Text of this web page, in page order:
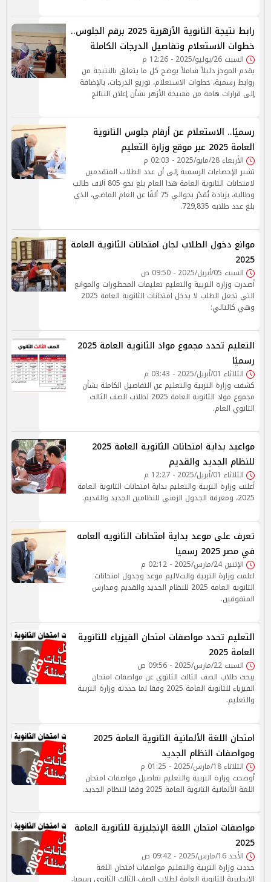
رابط نتيجة الثانوية الأزهرية 2025 برقم الجلوس..
خطوات الاستعلام وتفاصيل الدرجات الكاملة
السبت 26/يوليو/2025 - 12:26 م
يقدم الموجز دليلاً شاملاً يوضح كل ما يتعلق بالنتيجة من
روابط رسمية، خطوات الاستعلام، توزيع الدرجات، بالإضافة
إلى قرارات هامة من مشيخة الأزهر بشأن إعلان النتائج
رسميًا.. الاستعلام عن أرقام جلوس الثانوية
العامة 2025 عبر موقع وزارة التعليم
الأربعاء 28/مايو/2025 - 02:03 م
تشير الإحصاءات الرسمية إلى أن عدد الطلاب المتقدمين
لامتحانات الثانوية العامة هذا العام بلغ نحو 805 آلاف طالب
وطالبة، بزيادة تُقدّر بحوالي 75 ألفًا عن العام الماضي، الذي
بلغ عدد طلابه 729,835.
موانع دخول الطلاب لجان امتحانات الثانوية العامة
2025
السبت 05/أبريل/2025 - 09:50 ص
أصدرت وزارة التربية والتعليم تعليمات المحظورات والموانع
التي تجعل الطلب لا يدخل امتحانات الثانوية العامة 2025
وهي كالتالي:
التعليم تحدد مجموع مواد الثانوية العامة 2025
رسميًا
الثلاثاء 01/أبريل/2025 - 03:43 م
كشفت وزارة التربية والتعليم عن التفاصيل الكاملة بشأن
مجموع مواد الثانوية العامة 2025 لطلاب الصف الثالث
الثانوي العام.
مواعيد بداية امتحانات الثانوية العامة 2025
للنظام الجديد والقديم
الثلاثاء 01/أبريل/2025 - 12:27 م
أعلنت وزارة التربية والتعليم بداية امتحانات الثانوية العامة
2025، ومعرفة الجدول الزمني للنظامين الجديد والقديم.
تعرف على موعد بداية امتحانات الثانويه العامه
في مصر 2025 رسميا
الإثنين 24/مارس/2025 - 02:12 م
اعلمت وزارة التربية والت٧ليم موعد وجدول امتحانات
الثانويه العامه 2025 للنظام الجديد والقديم ومدارس
المتفوقين.
التعليم تحدد مواصفات امتحان الفيزياء للثانوية
العامة 2025
السبت 22/مارس/2025 - 09:56 ص
يبحث طلاب الصف الثالث الثاتوي عن مواصفات امتحان
الفيزياء للثانوية العامة 2025 وفقا لما حددته وزارة التربية
والتعليم.
امتحان اللغة الألمانية الثانوية العامة 2025
ومواصفات النظام الجديد
الثلاثاء 18/مارس/2025 - 01:25 م
أوضحت وزارة التربية والتعليم تفاصيل مواصفات امتحان
اللغة الألمانية الثانوية العامة 2025 وفقا للنظام الجديد.
مواصفات امتحان اللغة الإنجليزية للثانوية العامة
2025
الأحد 16/مارس/2025 - 09:42 ص
حددت وزارة التربية والتعليم مواصفات امتحان اللغة
الإنجليزية للثانوية العامة لطلاب الصف الثالث الثانوي رسميا.